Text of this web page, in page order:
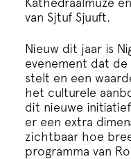
van Sjtuf Sjuuft.
Nieuw dit jaar is
evenement dat
stelt en een
het culturele
dit nieuwe
er een extra
zichtbaar hoe
programma van